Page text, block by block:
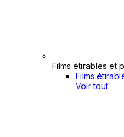
Films étirables et
Films
Voir tout